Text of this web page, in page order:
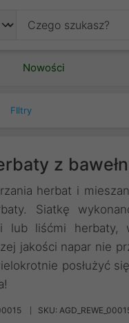
Nowości
FIltry
z
herbat i
Siatkę
lub liśćmi
jakości napar nie
posłużyć
SKU: